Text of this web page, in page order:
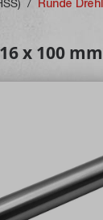
/ Runde
x 100 mm